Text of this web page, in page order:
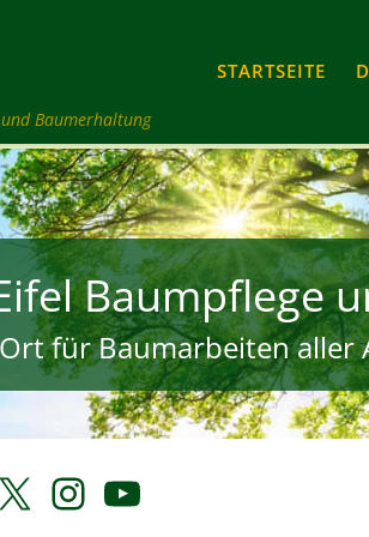
Baumerhaltung
STARTSEITE
Baumpflege
für Baumarbeiten aller
X Instagram
YouTube